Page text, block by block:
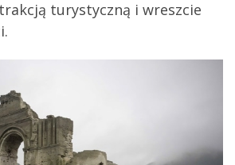
turystyczną i wreszcie